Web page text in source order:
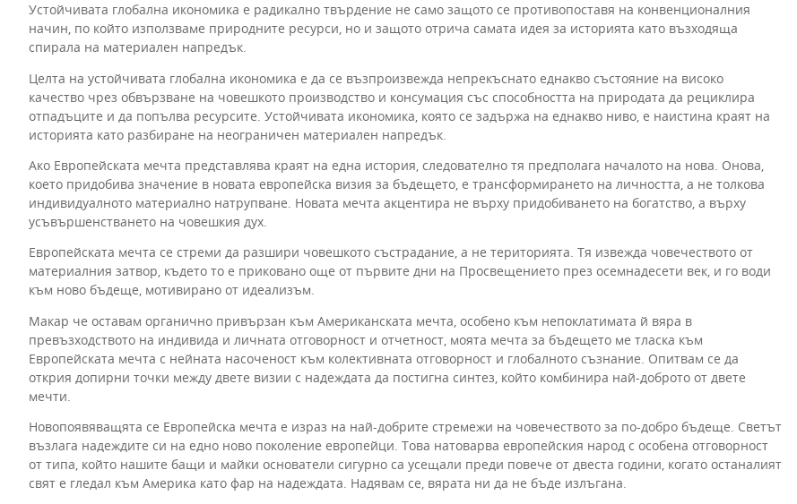
Устойчивата глобална икономика е радикално твърдение не само защото се противопоставя на конвенционалния
начин, по който използваме природните ресурси, но и защото отрича самата идея за историята като възходяща
спирала на материален напредък.
Целта на устойчивата глобална икономика е да се възпроизвежда непрекъснато еднакво състояние на високо
качество чрез обвързване на човешкото производство и консумация със способността на природата да рециклира
отпадъците и да попълва ресурсите. Устойчивата икономика, която се задържа на еднакво ниво, е наистина краят на
историята като разбиране на неограничен материален напредък.
Ако Европейската мечта представлява краят на една история, следователно тя предполага началото на нова. Онова,
което придобива значение в новата европейска визия за бъдещето, е трансформирането на личността, а не толкова
индивидуалното материално натрупване. Новата мечта акцентира не върху придобиването на богатство, а върху
усъвършенстването на човешкия дух.
Европейската мечта се стреми да разшири човешкото състрадание, а не територията. Тя извежда човечеството от
материалния затвор, където то е приковано още от първите дни на Просвещението през осемнадесети век, и го води
към ново бъдеще, мотивирано от идеализъм.
Макар че оставам органично привързан към Американската мечта, особено към непоклатимата й вяра в
превъзходството на индивида и личната отговорност и отчетност, моята мечта за бъдещето ме тласка към
Европейската мечта с нейната насоченост към колективната отговорност и глобалното съзнание. Опитвам се да
открия допирни точки между двете визии с надеждата да постигна синтез, който комбинира най-доброто от двете
мечти.
Новопоявяващята се Европейска мечта е израз на най-добрите стремежи на човечеството за по-добро бъдеще. Светът
възлага надеждите си на едно ново поколение европейци. Това натоварва европейския народ с особена отговорност
от типа, който нашите бащи и майки основатели сигурно са усещали преди повече от двеста години, когато останалият
свят е гледал към Америка като фар на надеждата. Надявам се, вярата ни да не бъде излъгана.